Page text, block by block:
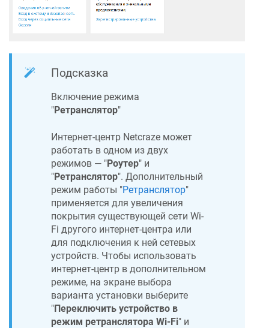
Подсказка
Включение режима
"Ретранслятор"
Интернет-центр Netcraze может
работать в одном из двух
режимов — "Роутер" и
"Ретранслятор". Дополнительный
режим работы "Ретранслятор"
применяется для увеличения
покрытия существующей сети Wi-
Fi другого интернет-центра или
для подключения к ней сетевых
устройств. Чтобы использовать
интернет-центр в дополнительном
режиме, на экране выбора
варианта установки выберите
"Переключить устройство в
режим ретранслятора Wi-Fi" и